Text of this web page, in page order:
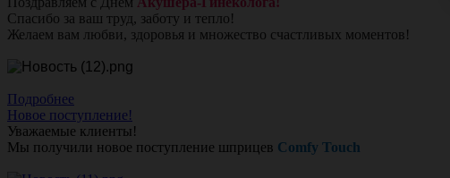
Спасибо за ваш труд, заботу и тепло!
Желаем вам любви, здоровья и множество счастливых моментов!
Подробнее
Новое поступление!
Уважаемые клиенты!
Мы получили новое поступление шприцев Comfy Touch